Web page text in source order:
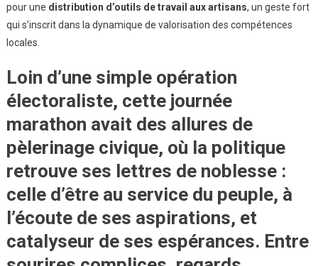
pour une distribution d’outils de travail aux artisans, un geste fort
qui s’inscrit dans la dynamique de valorisation des compétences
locales.
Loin d’une simple opération
électoraliste, cette journée
marathon avait des allures de
pèlerinage civique, où la politique
retrouve ses lettres de noblesse :
celle d’être au service du peuple, à
l’écoute de ses aspirations, et
catalyseur de ses espérances. Entre